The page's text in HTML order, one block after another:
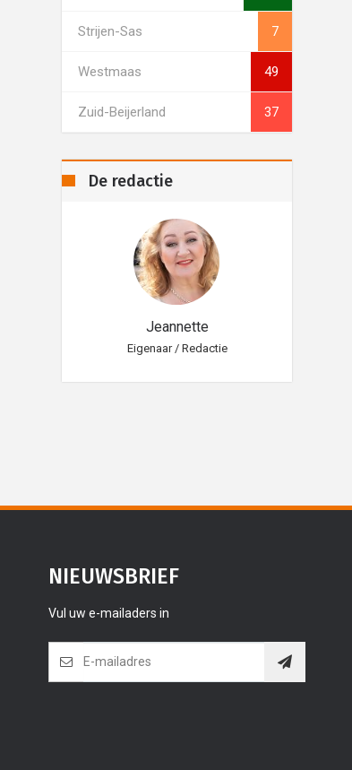
Strijen-Sas 7
Westmaas 49
Zuid-Beijerland 37
De redactie
Jeannette
Eigenaar / Redactie
NIEUWSBRIEF
Vul uw e-mailaders in